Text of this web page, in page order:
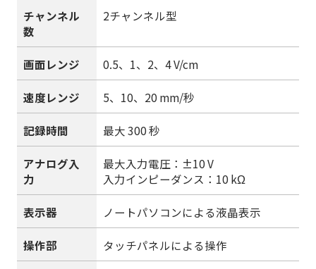
チャンネル
数
2チャンネル型
画面レンジ 0.5、1、2、4 V/cm
速度レンジ 5、10、20 mm/秒
記録時間 最大 300 秒
アナログ入
力
最大入力電圧：±10 V
入力インピーダンス：10 kΩ
表示器 ノートパソコンによる液晶表示
操作部 タッチパネルによる操作